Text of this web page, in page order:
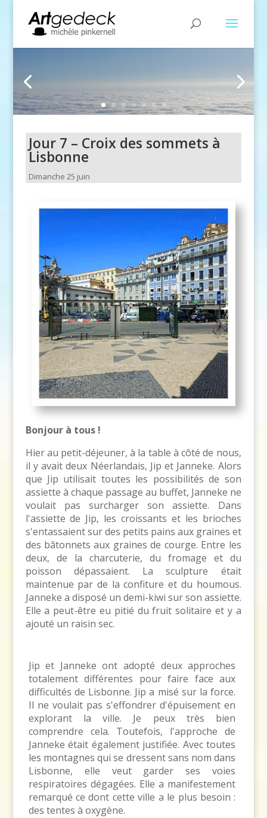
Jour 7 – Croix des sommets à
Lisbonne
Dimanche 25 juin
Bonjour à tous !
Hier au petit-déjeuner, à la table à côté de nous,
il y avait deux Néerlandais, Jip et Janneke. Alors
que Jip utilisait toutes les possibilités de son
assiette à chaque passage au buffet, Janneke ne
voulait pas surcharger son assiette. Dans
l'assiette de Jip, les croissants et les brioches
s'entassaient sur des petits pains aux graines et
des bâtonnets aux graines de courge. Entre les
deux, de la charcuterie, du fromage et du
poisson dépassaient. La sculpture était
maintenue par de la confiture et du houmous.
Janneke a disposé un demi-kiwi sur son assiette.
Elle a peut-être eu pitié du fruit solitaire et y a
ajouté un raisin sec.
Jip et Janneke ont adopté deux approches
totalement différentes pour faire face aux
difficultés de Lisbonne. Jip a misé sur la force.
Il ne voulait pas s'effondrer d'épuisement en
explorant la ville. Je peux très bien
comprendre cela. Toutefois, l'approche de
Janneke était également justifiée. Avec toutes
les montagnes qui se dressent sans nom dans
Lisbonne, elle veut garder ses voies
respiratoires dégagées. Elle a manifestement
remarqué ce dont cette ville a le plus besoin :
des tentes à oxygène.